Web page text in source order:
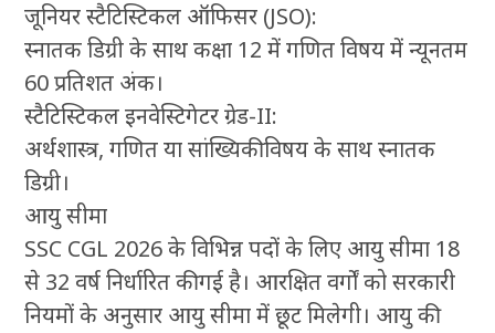
जूनियर स्टैटिस्टिकल ऑफिसर (JSO):
स्नातक डिग्री के साथ कक्षा 12 में गणित विषय में न्यूनतम
60 प्रतिशत अंक।
स्टैटिस्टिकल इनवेस्टिगेटर ग्रेड-II:
अर्थशास्त्र, गणित या सांख्यिकी विषय के साथ स्नातक
डिग्री।
आयु सीमा
SSC CGL 2026 के विभिन्न पदों के लिए आयु सीमा 18
से 32 वर्ष निर्धारित की गई है। आरक्षित वर्गों को सरकारी
नियमों के अनुसार आयु सीमा में छूट मिलेगी। आयु की